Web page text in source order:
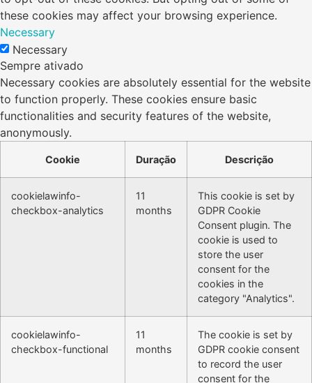
these cookies may affect your browsing experience.
Necessary
Necessary
Sempre ativado
Necessary cookies are absolutely essential for the website
to function properly. These cookies ensure basic
functionalities and security features of the website,
anonymously.
Cookie Duração Descrição
cookielawinfo-
checkbox-analytics
11
months
This cookie is set by
GDPR Cookie
Consent plugin. The
cookie is used to
store the user
consent for the
cookies in the
category "Analytics".
cookielawinfo-
checkbox-functional
11
months
The cookie is set by
GDPR cookie consent
to record the user
consent for the